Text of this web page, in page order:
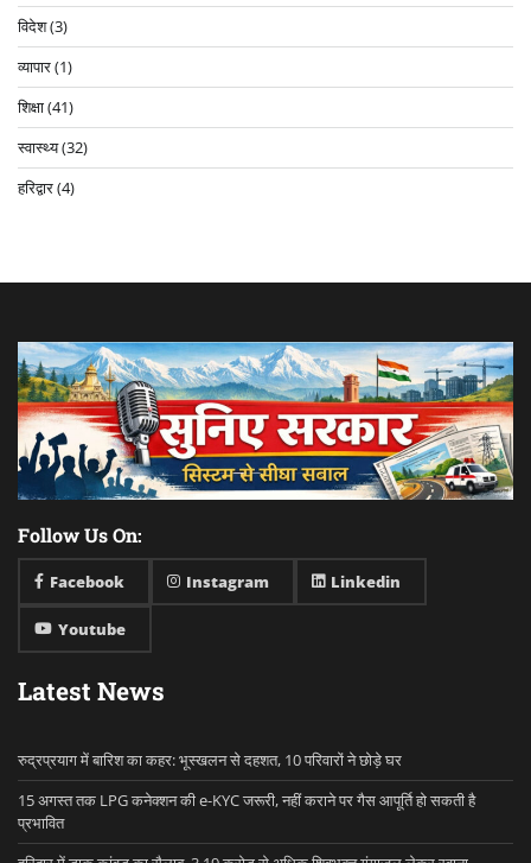
विदेश(3)
व्यापार(1)
शिक्षा(41)
स्वास्थ्य(32)
हरिद्वार(4)
Follow Us On:
Facebook Instagram Linkedin
Youtube
Latest News
रुद्रप्रयाग में बारिश का कहर: भूस्खलन से दहशत, 10 परिवारों ने छोड़े घर
15 अगस्त तक LPG कनेक्शन की e-KYC जरूरी, नहीं कराने पर गैस आपूर्ति हो सकती है
प्रभावित